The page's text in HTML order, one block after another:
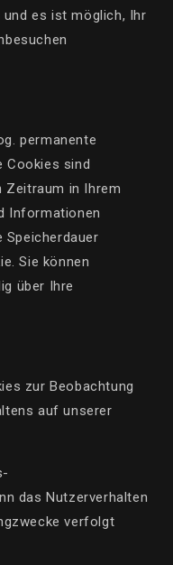
es ist möglich, Ihr
permanente
Cookies sind
Zeitraum in Ihrem
Informationen
Speicherdauer
Sie können
über Ihre
zur Beobachtung
auf unserer
das Nutzerverhalten
verfolgt